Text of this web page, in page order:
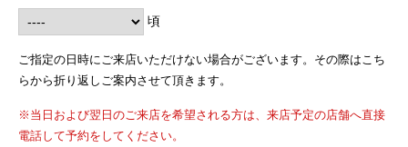
頃
ご指定の日時にご来店いただけない場合がございます。その際はこち
らから折り返しご案内させて頂きます。
※当日および翌日のご来店を希望される方は、来店予定の店舗へ直接
電話して予約をしてください。